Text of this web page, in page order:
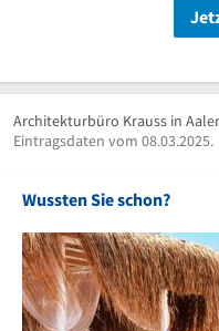
Architekturbüro Krauss in
Eintragsdaten vom 08.03.2025.
Wussten Sie schon?